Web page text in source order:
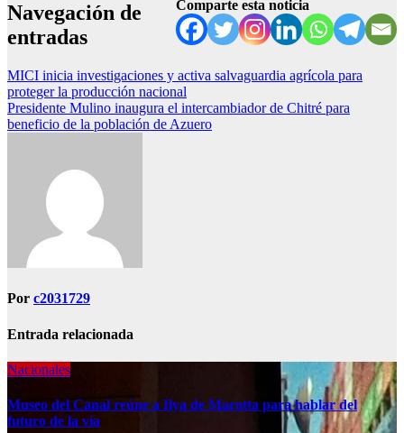
Comparte esta noticia
Navegación de
entradas
MICI inicia investigaciones y activa salvaguardia agrícola para
proteger la producción nacional
Presidente Mulino inaugura el intercambiador de Chitré para
beneficio de la población de Azuero
Por c2031729
Entrada relacionada
Nacionales
Museo del Canal reúne a Ilya de Marotta para hablar del
futuro de la vía